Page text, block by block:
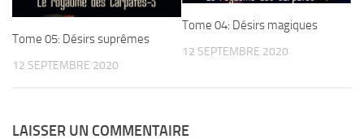
Tome 05: Désirs suprêmes
12 SEPTEMBRE 2020
Tome 04: Désirs magiques
12 SEPTEMBRE 2020
LAISSER UN COMMENTAIRE